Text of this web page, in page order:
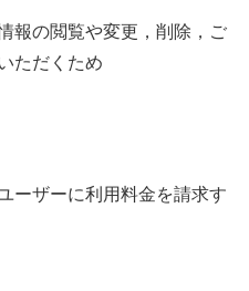
報の閲覧や変更，削除，ご
ただくため
ーザーに利用料金を請求す